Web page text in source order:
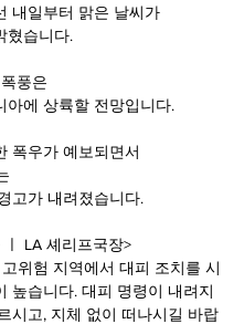
내일부터 맑은 날씨가
혔습니다.
풍은
아에 상륙할 전망입니다.
폭우가 예보되면서
고가 내려졌습니다.
LA 셰리프국장>
위험 지역에서 대피 조치를 시
높습니다. 대피 명령이 내려지
시고, 지체 없이 떠나시길 바랍